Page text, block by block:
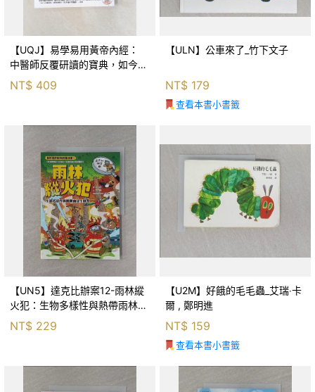
【UQJ】易學易用黃帝內經：
中醫師反覆研讀的寶典，如今一
般人也能實踐。12條經絡、365
個穴位白話詳解，經之所過，病
NT$ 409
【ULN】公車來了_竹下文子
NT$ 179
查看本書小書籤
【UN5】達克比辦案12-雨林縱
火犯：生物多樣性與熱帶雨林生
態系_柯智元
NT$ 229
【U2M】好餓的毛毛蟲_艾瑞‧卡
爾 , 鄭明進
NT$ 159
查看本書小書籤